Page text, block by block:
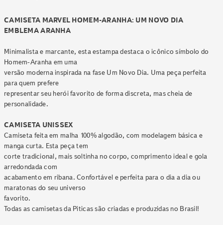
CAMISETA MARVEL HOMEM-ARANHA: UM NOVO DIA
EMBLEMA ARANHA
Minimalista e marcante, esta estampa destaca o icônico símbolo do
Homem-Aranha em uma
versão moderna inspirada na fase Um Novo Dia. Uma peça perfeita
para quem prefere
representar seu herói favorito de forma discreta, mas cheia de
personalidade.
CAMISETA UNISSEX
Camiseta feita em malha 100% algodão, com modelagem básica e
manga curta. Esta peça tem
corte tradicional, mais soltinha no corpo, comprimento ideal e gola
arredondada com
acabamento em ribana. Confortável e perfeita para o dia a dia ou
maratonas do seu universo
favorito.
Todas as camisetas da Piticas são criadas e produzidas no Brasil!